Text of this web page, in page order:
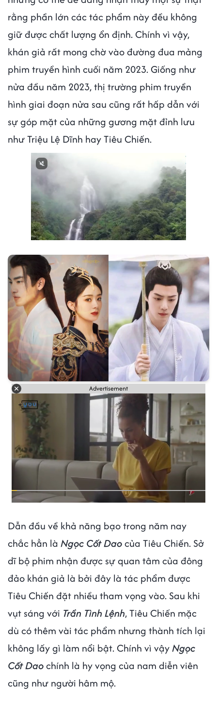
rằng phần lớn các tác phẩm này đều không
giữ được chất lượng ổn định. Chính vì vậy,
khán giả rất mong chờ vào đường đua mảng
phim truyền hình cuối năm 2023. Giống như
nửa đầu năm 2023, thị trường phim truyền
hình giai đoạn nửa sau cũng rất hấp dẫn với
sự góp mặt của những gương mặt đỉnh lưu
như Triệu Lệ Dĩnh hay Tiêu Chiến.
Advertisement
Dẫn đầu về khả năng bạo trong năm nay
chắc hẳn là Ngọc Cốt Daocủa Tiêu Chiến. Sở
dĩ bộ phim nhận được sự quan tâm của đông
đảo khán giả là bởi đây là tác phẩm được
Tiêu Chiến đặt nhiều tham vọng vào. Sau khi
vụt sáng với Trần Tình Lệnh, Tiêu Chiến mặc
dù có thêm vài tác phẩm nhưng thành tích lại
không lấy gì làm nổi bật. Chính vì vậyNgọc
Cốt Daochính là hy vọng của nam diễn viên
cũng như người hâm mộ.